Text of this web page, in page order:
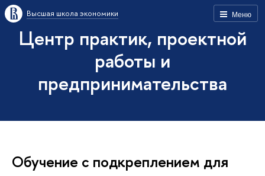
Меню
Высшая школа экономики
Центр практик, проектной
работы и
предпринимательства
Обучение с подкреплением для